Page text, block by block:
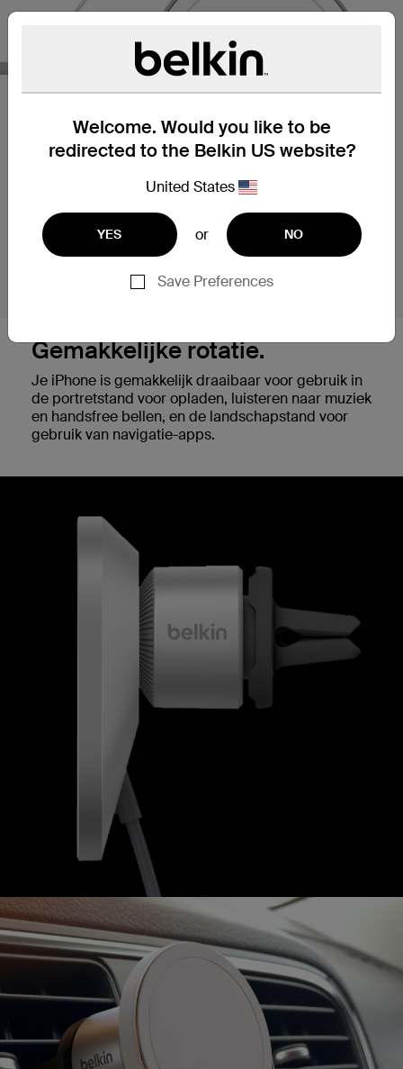
Welcome. Would you like to be
redirected to the Belkin US website?
United States
YES or NO
Save Preferences
Gemakkelijke rotatie.
Je iPhone is gemakkelijk draaibaar voor gebruik in
de portretstand voor opladen, luisteren naar muziek
en handsfree bellen, en de landschapstand voor
gebruik van navigatie-apps.